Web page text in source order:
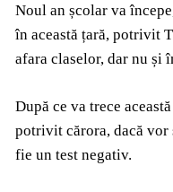
Noul an școlar va
în această țară, potrivit
afara claselor, dar nu și
După ce va trece
potrivit cărora, dacă vor
fie un test negativ.